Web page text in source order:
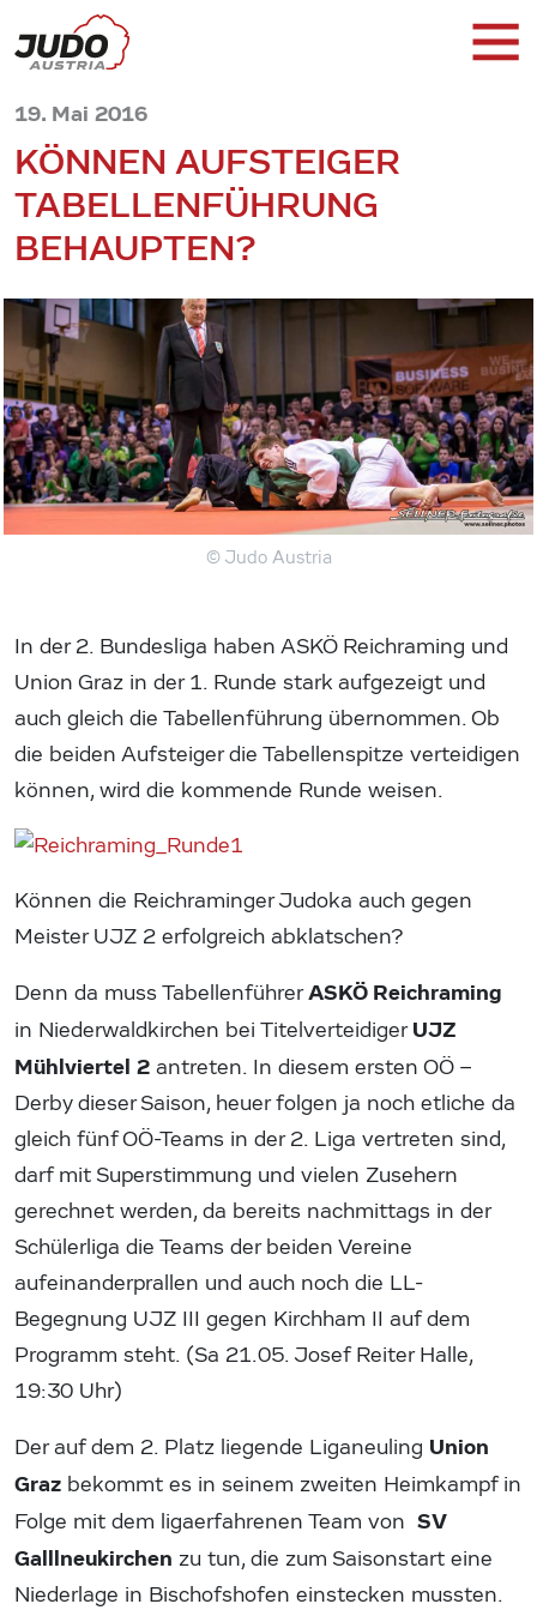
19. Mai 2016
KÖNNEN AUFSTEIGER
TABELLENFÜHRUNG
BEHAUPTEN?
© Judo Austria
In der 2. Bundesliga haben ASKÖ Reichraming und
Union Graz in der 1. Runde stark aufgezeigt und
auch gleich die Tabellenführung übernommen. Ob
die beiden Aufsteiger die Tabellenspitze verteidigen
können, wird die kommende Runde weisen.
Können die Reichraminger Judoka auch gegen
Meister UJZ 2 erfolgreich abklatschen?
Denn da muss TabellenführerASKÖ Reichraming
in Niederwaldkirchen bei TitelverteidigerUJZ
Mühlviertel 2 antreten. In diesem ersten OÖ –
Derby dieser Saison, heuer folgen ja noch etliche da
gleich fünf OÖ-Teams in der 2. Liga vertreten sind,
darf mit Superstimmung und vielen Zusehern
gerechnet werden, da bereits nachmittags in der
Schülerliga die Teams der beiden Vereine
aufeinanderprallen und auch noch die LL-
Begegnung UJZ III gegen Kirchham II auf dem
Programm steht. (Sa 21.05. Josef Reiter Halle,
19:30 Uhr)
Der auf dem 2. Platz liegende Liganeuling Union
Graz bekommt es in seinem zweiten Heimkampf in
Folge mit dem ligaerfahrenen Team von SV
Galllneukirchen zu tun, die zum Saisonstart eine
Niederlage in Bischofshofen einstecken mussten.